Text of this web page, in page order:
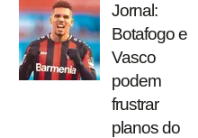
Jornal:
Botafogo e
Vasco
podem
frustrar
planos do